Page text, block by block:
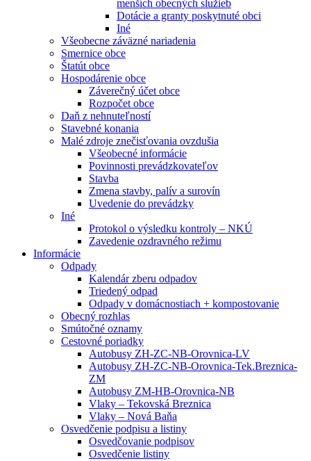
menších obecných služieb
Dotácie a granty poskytnuté obci
Iné
Všeobecne záväzné nariadenia
Smernice obce
Štatút obce
Hospodárenie obce
Záverečný účet obce
Rozpočet obce
Daň z nehnuteľností
Stavebné konania
Malé zdroje znečisťovania ovzdušia
Všeobecné informácie
Povinnosti prevádzkovateľov
Stavba
Zmena stavby, palív a surovín
Uvedenie do prevádzky
Iné
Protokol o výsledku kontroly – NKÚ
Zavedenie ozdravného režimu
Informácie
Odpady
Kalendár zberu odpadov
Triedený odpad
Odpady v domácnostiach + kompostovanie
Obecný rozhlas
Smútočné oznamy
Cestovné poriadky
Autobusy ZH-ZC-NB-Orovnica-LV
Autobusy ZH-ZC-NB-Orovnica-Tek.Breznica-
ZM
Autobusy ZM-HB-Orovnica-NB
Vlaky – Tekovská Breznica
Vlaky – Nová Baňa
Osvedčenie podpisu a listiny
Osvedčovanie podpisov
Osvedčenie listiny